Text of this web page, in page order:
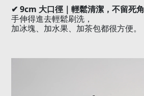
✔ 9cm 大口徑｜輕鬆清潔，不留死角
手伸得進去輕鬆刷洗，
加冰塊、加水果、加茶包都很方便。